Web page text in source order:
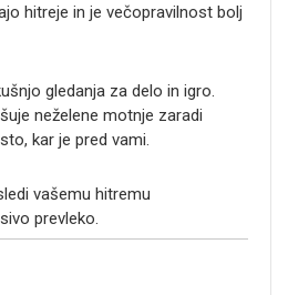
hitreje in je večopravilnost bolj
gledanja za delo in igro.
neželene motnje zaradi
kar je pred vami.
vašemu hitremu
prevleko.